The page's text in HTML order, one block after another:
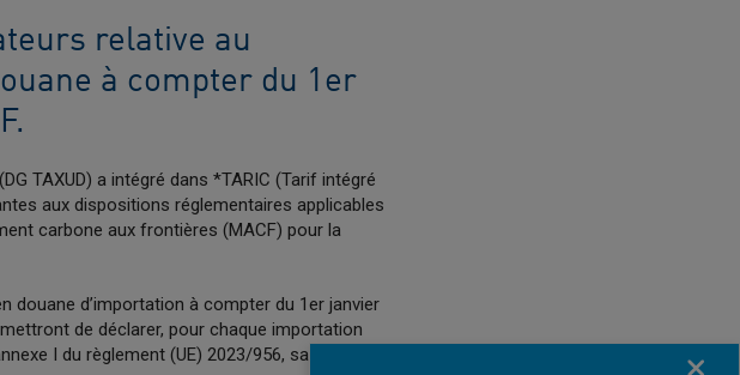
relative au
à compter du 1er
TAXUD) a intégré dans *TARIC (Tarif intégré
aux dispositions réglementaires applicables
carbone aux frontières (MACF) pour la
douane d’importation à compter du 1er janvier
de déclarer, pour chaque importation
I du règlement (UE) 2023/956, sa situation